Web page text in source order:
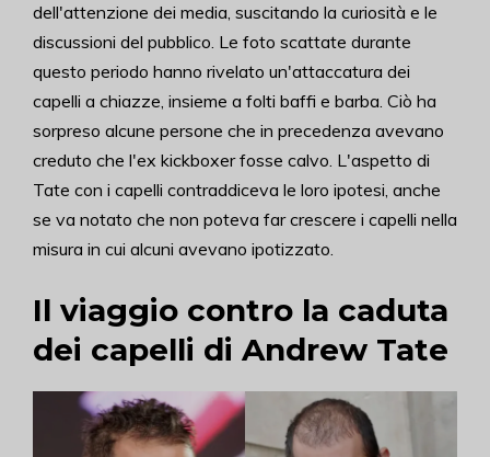
dell'attenzione dei media, suscitando la curiosità e le
discussioni del pubblico. Le foto scattate durante
questo periodo hanno rivelato un'attaccatura dei
capelli a chiazze, insieme a folti baffi e barba. Ciò ha
sorpreso alcune persone che in precedenza avevano
creduto che l'ex kickboxer fosse calvo. L'aspetto di
Tate con i capelli contraddiceva le loro ipotesi, anche
se va notato che non poteva far crescere i capelli nella
misura in cui alcuni avevano ipotizzato.
Il viaggio contro la caduta
dei capelli di Andrew Tate